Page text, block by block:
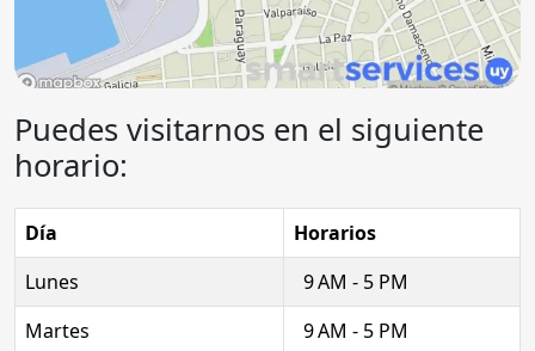
Puedes visitarnos en el siguiente
horario:
Día
Horarios
Lunes
9 AM - 5 PM
Martes
9 AM - 5 PM